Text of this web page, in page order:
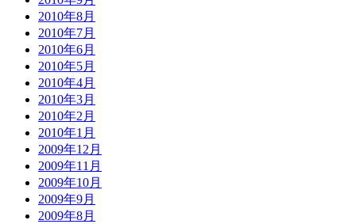
2010年8月
2010年7月
2010年6月
2010年5月
2010年4月
2010年3月
2010年2月
2010年1月
2009年12月
2009年11月
2009年10月
2009年9月
2009年8月